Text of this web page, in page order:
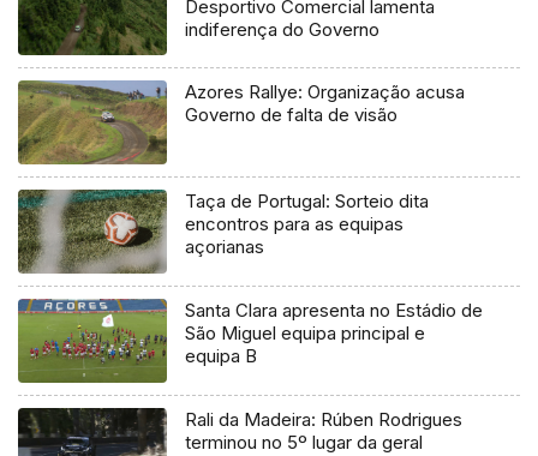
Desportivo Comercial lamenta
indiferença do Governo
Azores Rallye: Organização acusa
Governo de falta de visão
Taça de Portugal: Sorteio dita
encontros para as equipas
açorianas
Santa Clara apresenta no Estádio de
São Miguel equipa principal e
equipa B
Rali da Madeira: Rúben Rodrigues
terminou no 5º lugar da geral